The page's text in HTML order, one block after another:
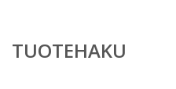
TUOTEHAKU